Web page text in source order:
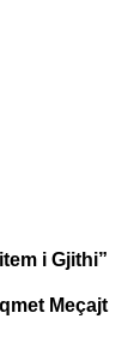
i Gjithi”
Meçajt